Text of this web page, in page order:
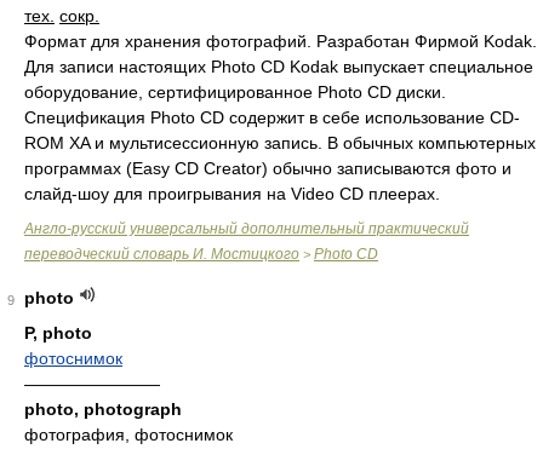
тех. сокр.
Формат для хранения фотографий. Разработан Фирмой Kodak.
Для записи настоящих Photo CD Kodak выпускает специальное
оборудование, сертифицированное Photo CD диски.
Спецификация Photo CD содержит в себе использование CD-
ROM XA и мультисессионную запись. В обычных компьютерных
программах (Easy CD Creator) обычно записываются фото и
слайд-шоу для проигрывания на Video CD плеерах.
Англо-русский универсальный дополнительный практический
переводческий словарь И. Мостицкого > Photo CD
9
photo
P, photo
фотоснимок
————————
photo, photograph
фотография, фотоснимок